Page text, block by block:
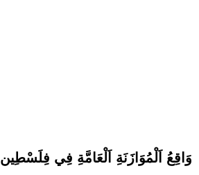
وَاقِعُ اَلْمُوَازَنَةِ اَلْعَامَّةِ فِي فِلَسْطِين